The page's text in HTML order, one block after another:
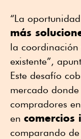
“La
más
la coordinación
existente”,
Este desafío
mercado
compradores
en comercios
comparando